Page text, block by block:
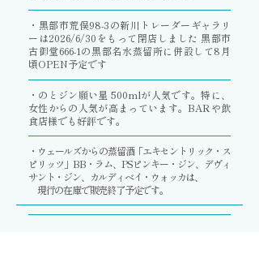
・黒部市荒俣98-3の新川トレーダーギャラリ
ーは2026/6/30をもって閉店しました 黒部市
古御堂666-1の黒部名水蒸留所に併設して8月
頃OPEN予定です
・のとジン願い星 500mlが人気です。特に、
女性からの人気が高まっています。BARや飲
食店様でも好評です。
・ウェールズからの蒸留酒「エキセントリック・ス
ピリッツ」BB・ラム、PSピンキー・ジン、デヴィ
サント・ジン、カルディベイ・ウォッカは、
​ 現行の在庫で販売終了予定です。